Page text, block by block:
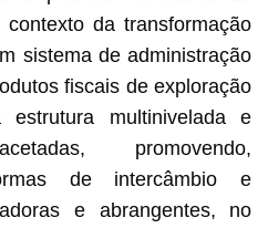
da transformação
sistema de administração
fiscais de exploração
multinivelada e
promovendo,
de intercâmbio e
e abrangentes, no